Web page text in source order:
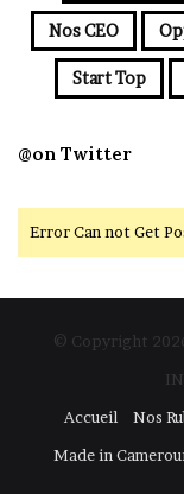
Nos CEO
Start Top
@on Twitter
Error Can not Get
© Copyright
Accueil
Nos
Made in